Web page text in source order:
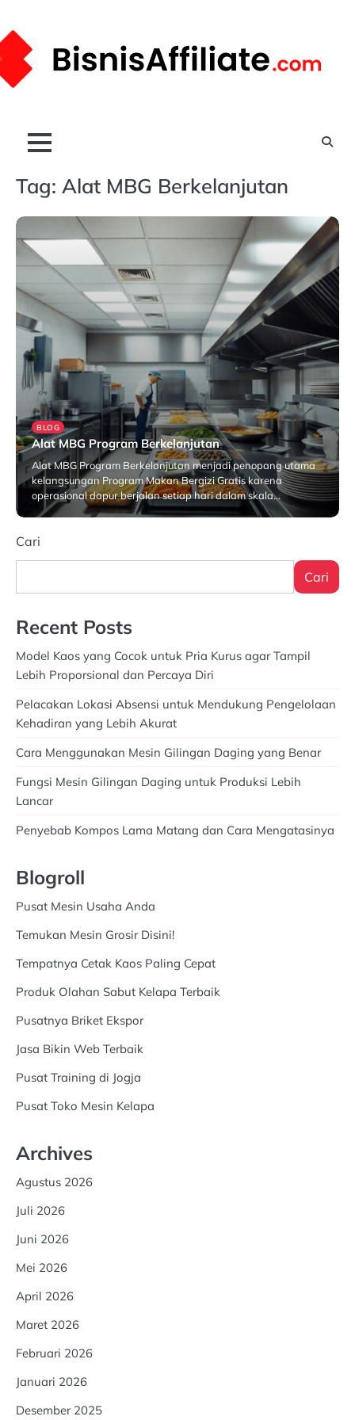
to
content
Tag: Alat MBG Berkelanjutan
BLOG
Alat MBG Program Berkelanjutan
Alat MBG Program Berkelanjutan menjadi penopang utama
kelangsungan Program Makan Bergizi Gratis karena
operasional dapur berjalan setiap hari dalam skala…
Januari 26, 2026
Cari
Cari
Recent Posts
Model Kaos yang Cocok untuk Pria Kurus agar Tampil
Lebih Proporsional dan Percaya Diri
Pelacakan Lokasi Absensi untuk Mendukung Pengelolaan
Kehadiran yang Lebih Akurat
Cara Menggunakan Mesin Gilingan Daging yang Benar
Fungsi Mesin Gilingan Daging untuk Produksi Lebih
Lancar
Penyebab Kompos Lama Matang dan Cara Mengatasinya
Blogroll
Pusat Mesin Usaha Anda
Temukan Mesin Grosir Disini!
Tempatnya Cetak Kaos Paling Cepat
Produk Olahan Sabut Kelapa Terbaik
Pusatnya Briket Ekspor
Jasa Bikin Web Terbaik
Pusat Training di Jogja
Pusat Toko Mesin Kelapa
Archives
Agustus 2026
Juli 2026
Juni 2026
Mei 2026
April 2026
Maret 2026
Februari 2026
Januari 2026
Desember 2025